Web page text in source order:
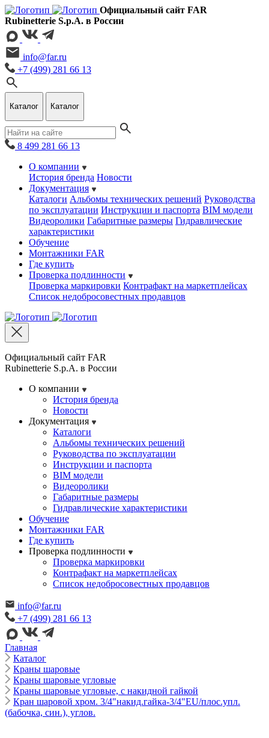
Официальный сайт FAR
Rubinetterie S.p.A. в России
info@far.ru
+7 (499) 281 66 13
Каталог Каталог
8 499 281 66 13
О компании
История бренда Новости
Документация
Каталоги Альбомы технических решений Руководства
по эксплуатации Инструкции и паспорта BIM модели
Видеоролики Габаритные размеры Гидравлические
характеристики
Обучение
Монтажники FAR
Где купить
Проверка подлинности
Проверка маркировки Контрафакт на маркетплейсах
Cписок недобросовестных продавцов
Официальный сайт FAR
Rubinetterie S.p.A. в России
О компании
История бренда
Новости
Документация
Каталоги
Альбомы технических решений
Руководства по эксплуатации
Инструкции и паспорта
BIM модели
Видеоролики
Габаритные размеры
Гидравлические характеристики
Обучение
Монтажники FAR
Где купить
Проверка подлинности
Проверка маркировки
Контрафакт на маркетплейсах
Cписок недобросовестных продавцов
info@far.ru
+7 (499) 281 66 13
Главная
Каталог
Краны шаровые
Краны шаровые угловые
Краны шаровые угловые, с накидной гайкой
Кран шаровой хром. 3/4"накид.гайка-3/4"EU/плос.упл.
(бабочка, син.), углов.